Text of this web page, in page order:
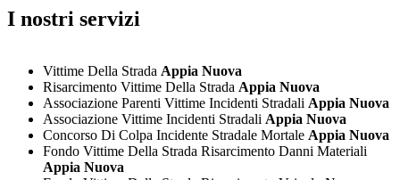
I nostri servizi
Vittime Della Strada Appia Nuova
Risarcimento Vittime Della Strada Appia Nuova
Associazione Parenti Vittime Incidenti Stradali Appia Nuova
Associazione Vittime Incidenti Stradali Appia Nuova
Concorso Di Colpa Incidente Stradale Mortale Appia Nuova
Fondo Vittime Della Strada Risarcimento Danni Materiali
Appia Nuova